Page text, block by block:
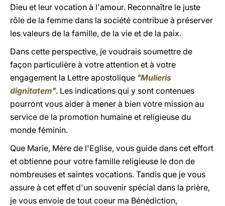
Dieu et leur vocation à l'amour. Reconnaître le juste
rôle de la femme dans la société contribue à préserver
les valeurs de la famille, de la vie et de la paix.
Dans cette perspective, je voudrais soumettre de
façon particulière à votre attention et à votre
engagement la Lettre apostolique "Mulieris
dignitatem". Les indications qui y sont contenues
pourront vous aider à mener à bien votre mission au
service de la promotion humaine et religieuse du
monde féminin.
Que Marie, Mère de l'Eglise, vous guide dans cet effort
et obtienne pour votre famille religieuse le don de
nombreuses et saintes vocations. Tandis que je vous
assure à cet effet d'un souvenir spécial dans la prière,
je vous envoie de tout coeur ma Bénédiction,